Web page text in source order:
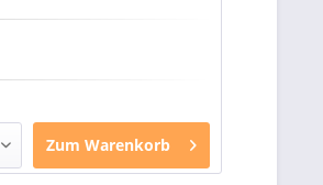
Zum Warenkorb